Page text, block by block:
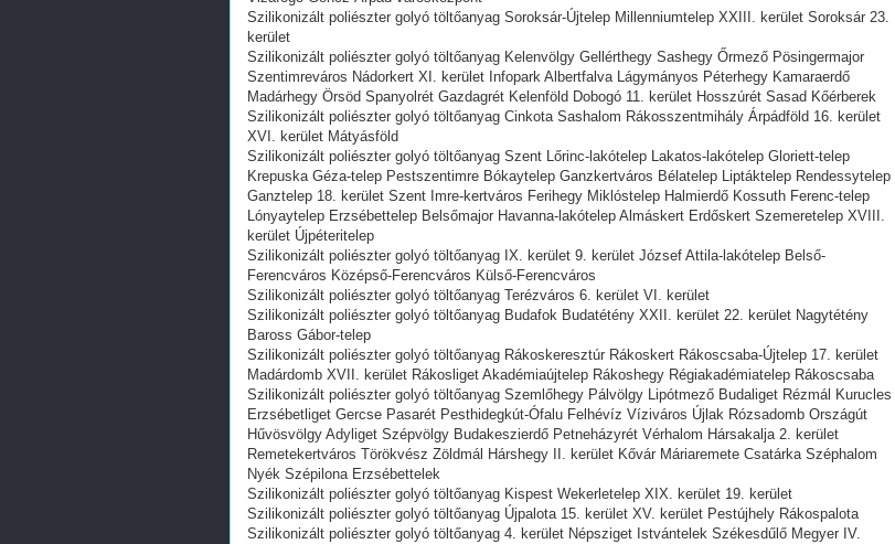
Szilikonizált poliészter golyó töltőanyag Soroksár-Újtelep Millenniumtelep XXIII. kerület Soroksár 23.
kerület
Szilikonizált poliészter golyó töltőanyag Kelenvölgy Gellérthegy Sashegy Őrmező Pösingermajor
Szentimreváros Nádorkert XI. kerület Infopark Albertfalva Lágymányos Péterhegy Kamaraerdő
Madárhegy Örsöd Spanyolrét Gazdagrét Kelenföld Dobogó 11. kerület Hosszúrét Sasad Kőérberek
Szilikonizált poliészter golyó töltőanyag Cinkota Sashalom Rákosszentmihály Árpádföld 16. kerület
XVI. kerület Mátyásföld
Szilikonizált poliészter golyó töltőanyag Szent Lőrinc-lakótelep Lakatos-lakótelep Gloriett-telep
Krepuska Géza-telep Pestszentimre Bókaytelep Ganzkertváros Bélatelep Liptáktelep Rendessytelep
Ganztelep 18. kerület Szent Imre-kertváros Ferihegy Miklóstelep Halmierdő Kossuth Ferenc-telep
Lónyaytelep Erzsébettelep Belsőmajor Havanna-lakótelep Almáskert Erdőskert Szemeretelep XVIII.
kerület Újpéteritelep
Szilikonizált poliészter golyó töltőanyag IX. kerület 9. kerület József Attila-lakótelep Belső-
Ferencváros Középső-Ferencváros Külső-Ferencváros
Szilikonizált poliészter golyó töltőanyag Terézváros 6. kerület VI. kerület
Szilikonizált poliészter golyó töltőanyag Budafok Budatétény XXII. kerület 22. kerület Nagytétény
Baross Gábor-telep
Szilikonizált poliészter golyó töltőanyag Rákoskeresztúr Rákoskert Rákoscsaba-Újtelep 17. kerület
Madárdomb XVII. kerület Rákosliget Akadémiaújtelep Rákoshegy Régiakadémiatelep Rákoscsaba
Szilikonizált poliészter golyó töltőanyag Szemlőhegy Pálvölgy Lipótmező Budaliget Rézmál Kurucles
Erzsébetliget Gercse Pasarét Pesthidegkút-Ófalu Felhévíz Víziváros Újlak Rózsadomb Országút
Hűvösvölgy Adyliget Szépvölgy Budakeszierdő Petneházyrét Vérhalom Hársakalja 2. kerület
Remetekertváros Törökvész Zöldmál Hárshegy II. kerület Kővár Máriaremete Csatárka Széphalom
Nyék Szépilona Erzsébettelek
Szilikonizált poliészter golyó töltőanyag Kispest Wekerletelep XIX. kerület 19. kerület
Szilikonizált poliészter golyó töltőanyag Újpalota 15. kerület XV. kerület Pestújhely Rákospalota
Szilikonizált poliészter golyó töltőanyag 4. kerület Népsziget Istvántelek Székesdűlő Megyer IV.